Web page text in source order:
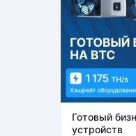
Готовый
устройств